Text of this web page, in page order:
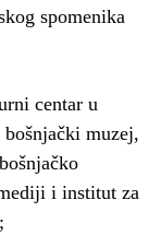
spomenika
centar u
muzej,
i institut za